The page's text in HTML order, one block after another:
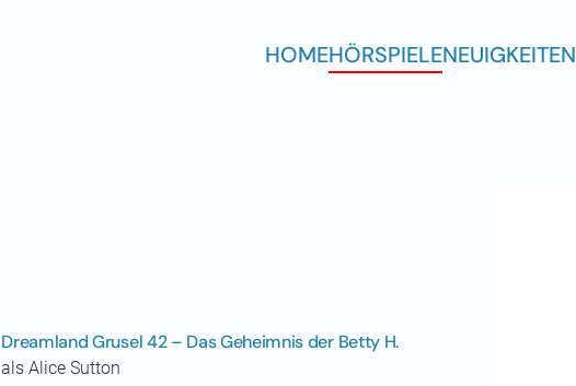
HOMEHÖRSPIELENEUIGKEITEN
Dreamland Grusel 42 – Das Geheimnis der Betty H.
als Alice Sutton